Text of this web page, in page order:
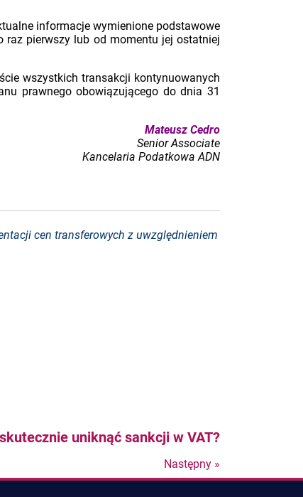
informacje wymienione podstawowe
raz pierwszy lub od momentu jej ostatniej
wszystkich transakcji kontynuowanych
prawnego obowiązującego do dnia 31
Mateusz Cedro
Senior Associate
Kancelaria Podatkowa ADN
cen transferowych z uwzględnieniem
uniknąć sankcji w VAT?
Następny »
Nastepny